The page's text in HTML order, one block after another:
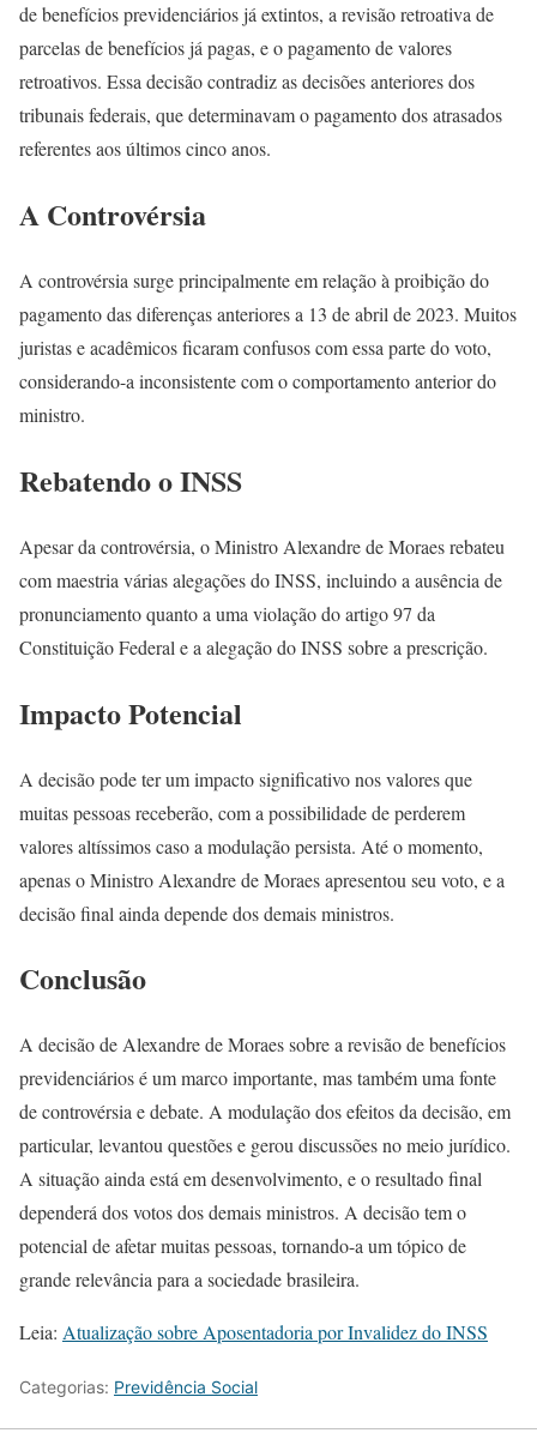
de benefícios previdenciários já extintos, a revisão retroativa de
parcelas de benefícios já pagas, e o pagamento de valores
retroativos. Essa decisão contradiz as decisões anteriores dos
tribunais federais, que determinavam o pagamento dos atrasados
referentes aos últimos cinco anos.
A Controvérsia
A controvérsia surge principalmente em relação à proibição do
pagamento das diferenças anteriores a 13 de abril de 2023. Muitos
juristas e acadêmicos ficaram confusos com essa parte do voto,
considerando-a inconsistente com o comportamento anterior do
ministro.
Rebatendo o INSS
Apesar da controvérsia, o Ministro Alexandre de Moraes rebateu
com maestria várias alegações do INSS, incluindo a ausência de
pronunciamento quanto a uma violação do artigo 97 da
Constituição Federal e a alegação do INSS sobre a prescrição.
Impacto Potencial
A decisão pode ter um impacto significativo nos valores que
muitas pessoas receberão, com a possibilidade de perderem
valores altíssimos caso a modulação persista. Até o momento,
apenas o Ministro Alexandre de Moraes apresentou seu voto, e a
decisão final ainda depende dos demais ministros.
Conclusão
A decisão de Alexandre de Moraes sobre a revisão de benefícios
previdenciários é um marco importante, mas também uma fonte
de controvérsia e debate. A modulação dos efeitos da decisão, em
particular, levantou questões e gerou discussões no meio jurídico.
A situação ainda está em desenvolvimento, e o resultado final
dependerá dos votos dos demais ministros. A decisão tem o
potencial de afetar muitas pessoas, tornando-a um tópico de
grande relevância para a sociedade brasileira.
Leia: Atualização sobre Aposentadoria por Invalidez do INSS
Categorias: Previdência Social